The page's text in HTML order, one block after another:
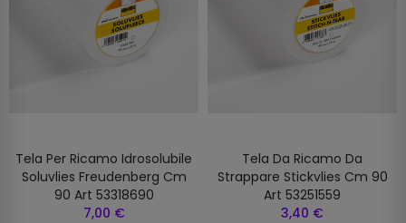
Tela Per Ricamo Idrosolubile
Soluvlies Freudenberg Cm
90 Art 53318690
7,00 €
Tela Da Ricamo Da
Strappare Stickvlies Cm 90
Art 53251559
3,40 €